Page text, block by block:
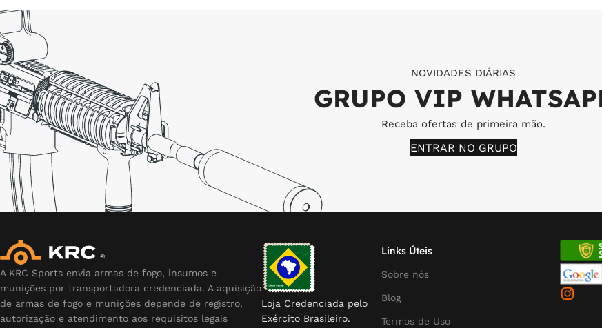
NOVIDADES DIÁRIAS
GRUPO VIP
Receba ofertas de primeira mão.
ENTRAR NO GRUPO
A KRC Sports envia armas de fogo, insumos e
munições por transportadora credenciada. A aquisição
de armas de fogo e munições depende de registro,
autorização e atendimento aos requisitos legais
Loja Credenciada pelo
Exército Brasileiro.
Links Úteis
Sobre nós
Blog
Termos de Uso